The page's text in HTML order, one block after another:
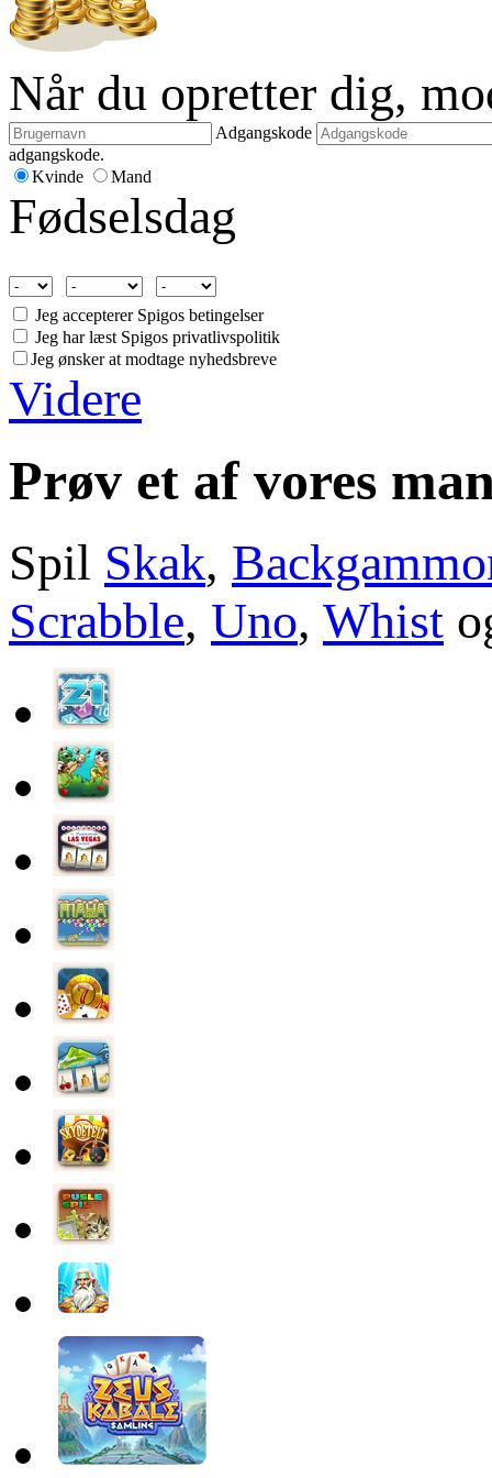
Når du opretter dig,
Adgangskode
adgangskode.
Kvinde
Mand
Fødselsdag
Jeg accepterer Spigos betingelser
Jeg har læst Spigos privatlivspolitik
Jeg ønsker at modtage nyhedsbreve
Videre
Prøv et af vores
Spil Skak,
Scrabble, Uno, Whist